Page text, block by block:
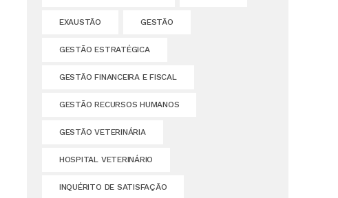
EXAUSTÃO GESTÃO
GESTÃO ESTRATÉGICA
GESTÃO FINANCEIRA E FISCAL
GESTÃO RECURSOS HUMANOS
GESTÃO VETERINÁRIA
HOSPITAL VETERINÁRIO
INQUÉRITO DE SATISFAÇÃO